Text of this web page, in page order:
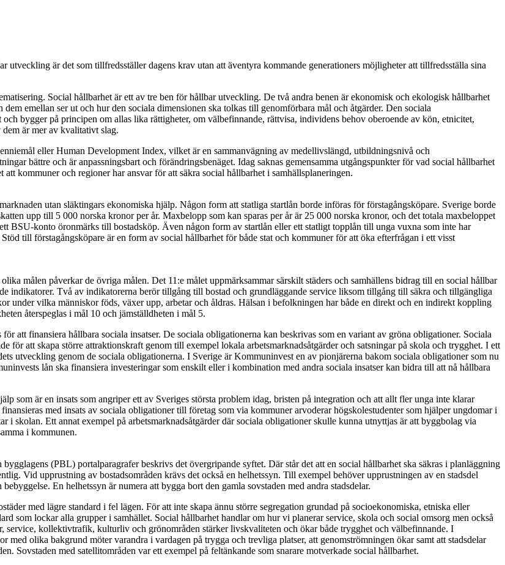
är det som tillfredsställer dagens krav utan att äventyra kommande generationers möjligheter att tillfredsställa sina
Social hållbarhet är ett av tre ben för hållbar utveckling. De två andra benen är ekonomisk och ekologisk hållbarhet
emellan ser ut och hur den sociala dimensionen ska tolkas till genomförbara mål och åtgärder. Den sociala
bygger på principen om allas lika rättigheter, om välbefinnande, rättvisa, individens behov oberoende av kön, etnicitet,
är mer av kvalitativt slag.
eller Human Development Index, vilket är en sammanvägning av medellivslängd, utbildningsnivå och
bättre och är anpassningsbart och förändringsbenäget. Idag saknas gemensamma utgångspunkter för vad social hållbarhet
kommuner och regioner har ansvar för att säkra social hållbarhet i samhällsplaneringen.
utan släktingars ekonomiska hjälp. Någon form att statliga startlån borde införas för förstagångsköpare. Sverige borde
upp till 5 000 norska kronor per år. Maxbelopp som kan sparas per år är 25 000 norska kronor, och det totala maxbeloppet
BSU-konto öronmärks till bostadsköp. Även någon form av startlån eller ett statligt topplån till unga vuxna som inte har
till förstagångsköpare är en form av social hållbarhet för både stat och kommuner för att öka efterfrågan i ett visst
målen påverkar de övriga målen. Det 11:e målet uppmärksammar särskilt städers och samhällens bidrag till en social hållbar
indikatorer. Två av indikatorerna berör tillgång till bostad och grundläggande service liksom tillgång till säkra och tillgängliga
under vilka människor föds, växer upp, arbetar och åldras. Hälsan i befolkningen har både en direkt och en indirekt koppling
återspeglas i mål 10 och jämställdheten i mål 5.
att finansiera hållbara sociala insatser. De sociala obligationerna kan beskrivas som en variant av gröna obligationer. Sociala
att skapa större attraktionskraft genom till exempel lokala arbetsmarknadsåtgärder och satsningar på skola och trygghet. I ett
utveckling genom de sociala obligationerna. I Sverige är Kommuninvest en av pionjärerna bakom sociala obligationer som nu
lån ska finansiera investeringar som enskilt eller i kombination med andra sociala insatser kan bidra till att nå hållbara
som är en insats som angriper ett av Sveriges största problem idag, bristen på integration och att allt fler unga inte klarar
med insats av sociala obligationer till företag som via kommuner arvoderar högskolestudenter som hjälper ungdomar i
i skolan. Ett annat exempel på arbetsmarknadsåtgärder där sociala obligationer skulle kunna utnyttjas är att byggbolag via
i kommunen.
(PBL) portalparagrafer beskrivs det övergripande syftet. Där står det att en social hållbarhet ska säkras i planläggning
Vid upprustning av bostadsområden krävs det också en helhetssyn. Till exempel behöver upprustningen av en stadsdel
En helhetssyn är numera att bygga bort den gamla sovstaden med andra stadsdelar.
med lägre standard i fel lägen. För att inte skapa ännu större segregation grundad på socioekonomiska, etniska eller
som lockar alla grupper i samhället. Social hållbarhet handlar om hur vi planerar service, skola och social omsorg men också
kollektivtrafik, kulturliv och grönområden stärker livskvaliteten och ökar både trygghet och välbefinnande. I
med olika bakgrund möter varandra i vardagen på trygga och trevliga platser, att genomströmningen ökar samt att stadsdelar
Sovstaden med satellitområden var ett exempel på feltänkande som snarare motverkade social hållbarhet.